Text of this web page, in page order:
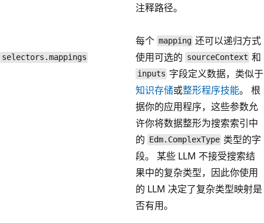
selectors.mappings
注释路径。
每个 mapping 还可以递归方式
使用可选的 sourceContext 和
inputs 字段定义数据，类似于
知识存储或整形程序技能。 根
据你的应用程序，这些参数允
许你将数据整形为搜索索引中
的 Edm.ComplexType 类型的字
段。 某些 LLM 不接受搜索结
果中的复杂类型，因此你使用
的 LLM 决定了复杂类型映射是
否有用。